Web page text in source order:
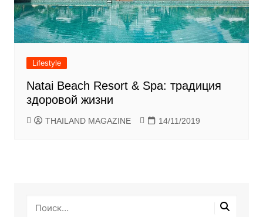
Lifestyle
Natai Beach Resort & Spa: традиция
здоровой жизни
THAILAND MAGAZINE 14/11/2019